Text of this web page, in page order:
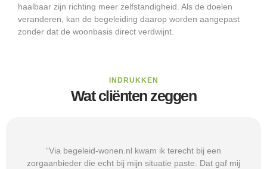
haalbaar zijn richting meer zelfstandigheid. Als de doelen
veranderen, kan de begeleiding daarop worden aangepast
zonder dat de woonbasis direct verdwijnt.
INDRUKKEN
Wat cliënten zeggen
“Via begeleid-wonen.nl kwam ik terecht bij een
zorgaanbieder die echt bij mijn situatie paste. Dat gaf mij